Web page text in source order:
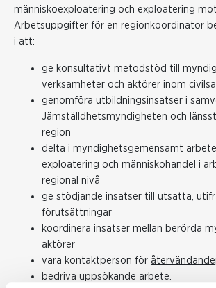
människoexploatering och exploatering
Arbetsuppgifter för en regionkoordinator
i att:
ge konsultativt metodstöd till
verksamheter och aktörer inom
genomföra utbildningsinsatser i
Jämställdhetsmyndigheten och
region
delta i myndighetsgemensamt
exploatering och människohandel i
regional nivå
ge stödjande insatser till utsatta,
förutsättningar
koordinera insatser mellan berörda
aktörer
vara kontaktperson för
bedriva uppsökande arbete.